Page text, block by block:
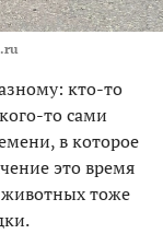
кто-то
то сами
в которое
это время
тоже